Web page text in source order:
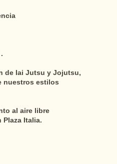
de Iai Jutsu y Jojutsu,
nuestros estilos
al aire libre
Plaza Italia.